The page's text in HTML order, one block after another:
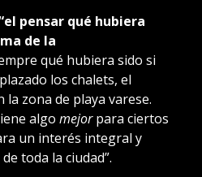
pensar qué hubiera
de la
qué hubiera sido si
los chalets, el
zona de playa varese.
algo mejorpara ciertos
un interés integral y
toda la ciudad”.